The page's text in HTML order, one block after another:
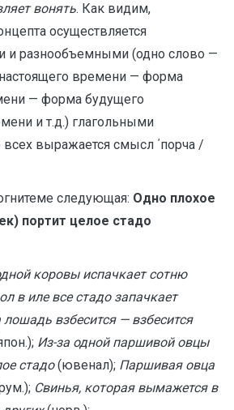
вонять. Как видим,
осуществляется
и разнообъемными (одно слово —
времени — форма
— форма будущего
и т.д.) глагольными
выражается смысл ΄порча /
следующая: Одно плохое
портит целое стадо
коровы испачкает сотню
в иле все стадо запачкает
лошадь взбесится — взбесится
Из-за одной паршивой овцы
стадо(ювенал); Паршивая овца
Свинья, которая вымажется в